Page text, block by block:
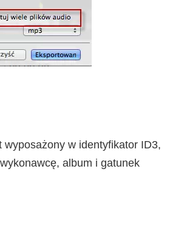
w identyfikator ID3,
album i gatunek